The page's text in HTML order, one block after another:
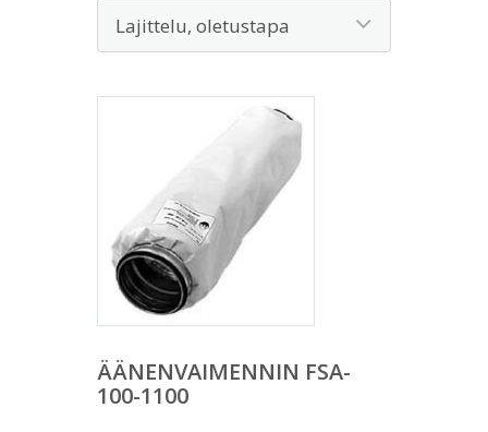
ÄÄNENVAIMENNIN FSA-
100-1100